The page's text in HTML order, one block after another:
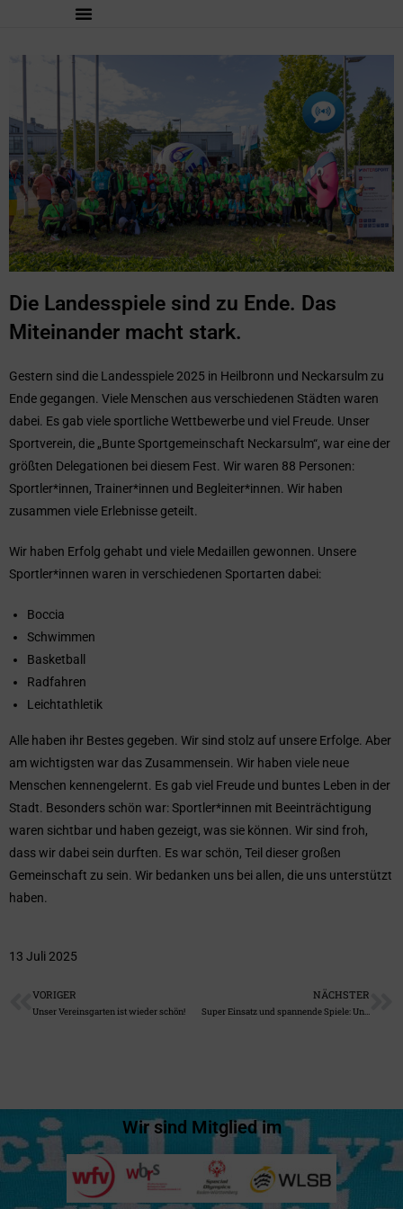
Die Landesspiele sind zu Ende. Das
Miteinander macht stark.
Gestern sind die Landesspiele 2025 in Heilbronn und Neckarsulm zu
Ende gegangen. Viele Menschen aus verschiedenen Städten waren
dabei. Es gab viele sportliche Wettbewerbe und viel Freude. Unser
Sportverein, die „Bunte Sportgemeinschaft Neckarsulm“, war eine der
größten Delegationen bei diesem Fest. Wir waren 88 Personen:
Sportler*innen, Trainer*innen und Begleiter*innen. Wir haben
zusammen viele Erlebnisse geteilt.
Wir haben Erfolg gehabt und viele Medaillen gewonnen. Unsere
Sportler*innen waren in verschiedenen Sportarten dabei:
Boccia
Schwimmen
Basketball
Radfahren
Leichtathletik
Alle haben ihr Bestes gegeben. Wir sind stolz auf unsere Erfolge. Aber
am wichtigsten war das Zusammensein. Wir haben viele neue
Menschen kennengelernt. Es gab viel Freude und buntes Leben in der
Stadt. Besonders schön war: Sportler*innen mit Beeinträchtigung
waren sichtbar und haben gezeigt, was sie können. Wir sind froh,
dass wir dabei sein durften. Es war schön, Teil dieser großen
Gemeinschaft zu sein. Wir bedanken uns bei allen, die uns unterstützt
haben.
13 Juli 2025
VORIGER
Unser Vereinsgarten ist wieder schön!
NÄCHSTER
Super Einsatz und spannende Spiele: Unsere Basketball Unified-Teams in der Reds Arena
Wir sind Mitglied im